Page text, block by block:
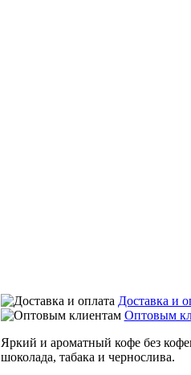
Доставка и
Оптовым
Яркий и ароматный кофе без
шоколада, табака и чернослива.